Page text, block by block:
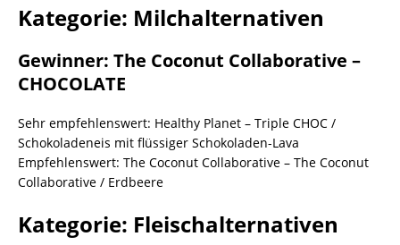
Kategorie: Milchalternativen
Gewinner: The Coconut Collaborative –
CHOCOLATE
Sehr empfehlenswert: Healthy Planet – Triple CHOC /
Schokoladeneis mit flüssiger Schokoladen-Lava
Empfehlenswert: The Coconut Collaborative – The Coconut
Collaborative / Erdbeere
Kategorie: Fleischalternativen